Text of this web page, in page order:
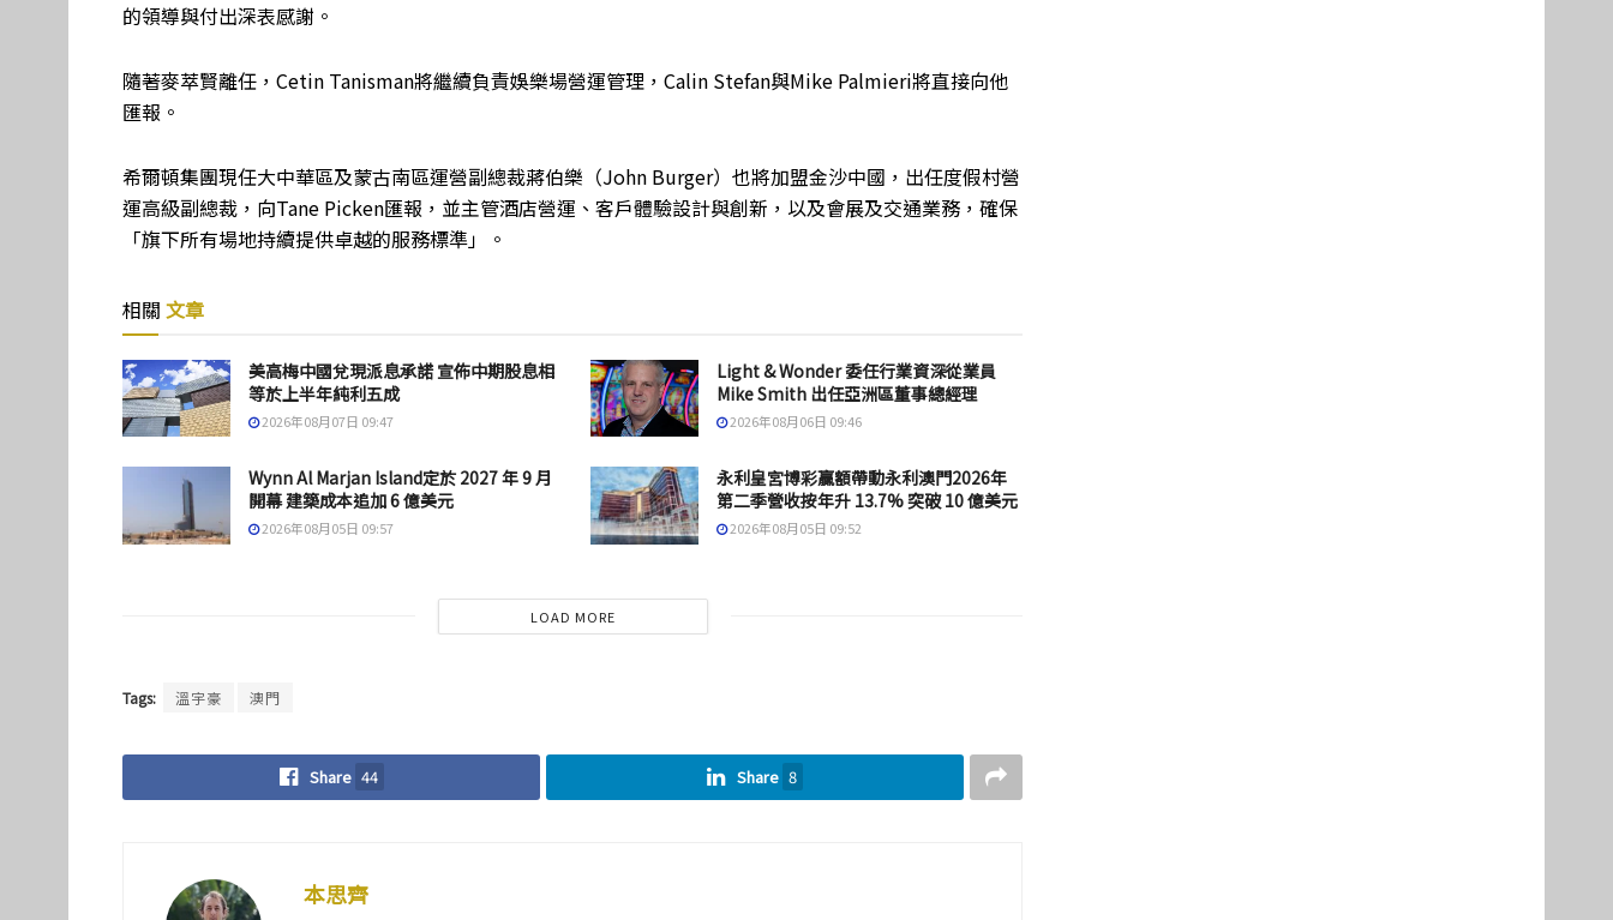
的領導與付出深表感謝。
隨著麥萃賢離任，Cetin Tanisman將繼續負責娛樂場營運管理，Calin Stefan與Mike Palmieri將直接向他
匯報。
希爾頓集團現任大中華區及蒙古南區運營副總裁蔣伯樂（John Burger）也將加盟金沙中國，出任度假村營
運高級副總裁，向Tane Picken匯報，並主管酒店營運、客戶體驗設計與創新，以及會展及交通業務，確保
「旗下所有場地持續提供卓越的服務標準」。
相關 文章
美高梅中國兌現派息承諾 宣佈中期股息相
等於上半年純利五成
2026年08月07日 09:47
Light & Wonder 委任行業資深從業員
Mike Smith 出任亞洲區董事總經理
2026年08月06日 09:46
Wynn Al Marjan Island定於 2027 年 9 月
開幕 建築成本追加 6 億美元
2026年08月05日 09:57
永利皇宮博彩贏額帶動永利澳門2026年
第二季營收按年升 13.7% 突破 10 億美元
2026年08月05日 09:52
LOAD MORE
Tags: 溫宇豪 澳門
Share 44 Share 8
本思齊